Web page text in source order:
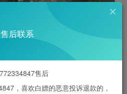
售后联系
售后
，喜欢白嫖的恶意投诉退款的，